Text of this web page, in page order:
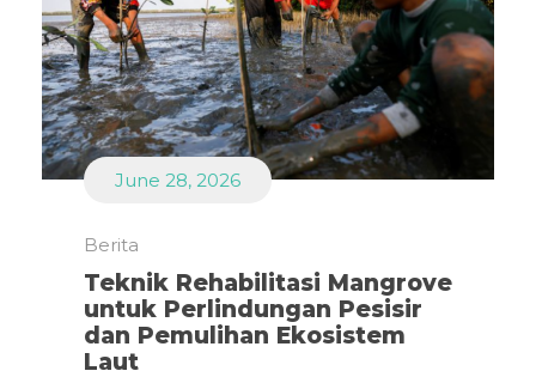
June 28, 2026
Berita
Teknik Rehabilitasi Mangrove
untuk Perlindungan Pesisir
dan Pemulihan Ekosistem
Laut